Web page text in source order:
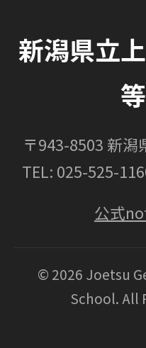
新潟県立
〒943-8503 新
TEL: 025-525-
公式
© 2026 Joetsu
School. All